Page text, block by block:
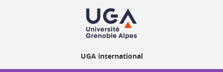
UGA international